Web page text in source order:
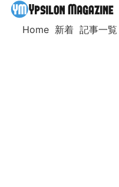
Home 新着 記事一覧